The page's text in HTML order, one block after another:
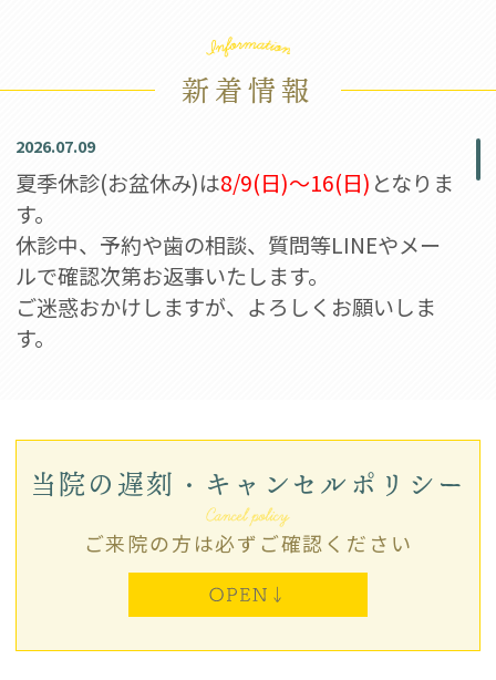
新着情報
2026.07.09
夏季休診(お盆休み)は8/9(日)〜16(日) となりま
す。
休診中、予約や歯の相談、質問等LINEやメー
ルで確認次第お返事いたします。
ご迷惑おかけしますが、よろしくお願いしま
す。
ご迷惑おかけしますが、よろしくお願いしま
診療報酬改定に伴い、6/1より同じ治療内容で
も保険診療にかかる費用の窓口負担額が一部変
当院の遅刻・キャンセルポリシー
ご来院の方は必ずご確認ください